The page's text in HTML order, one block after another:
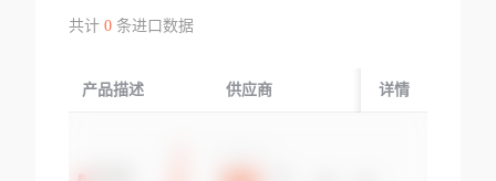
共计 0条进口数据
产品描述 供应商 起运国/地区
详情